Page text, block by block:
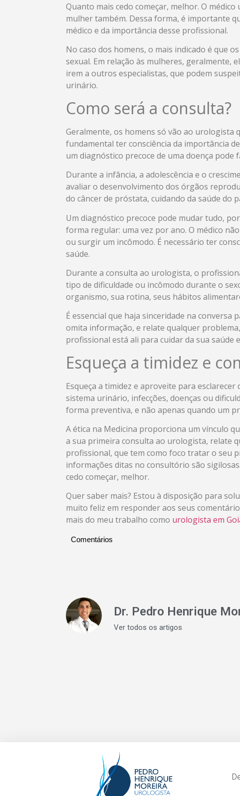
Quanto mais cedo começar, melhor. O
mulher também. Dessa forma, é importante
médico e da importância desse profissional.
No caso dos homens, o mais indicado é que
sexual. Em relação às mulheres, geralmente,
irem a outros especialistas, que podem
urinário.
Como será a consulta?
Geralmente, os homens só vão ao urologista
fundamental ter consciência da importância
um diagnóstico precoce de uma doença
Durante a infância, a adolescência e o
avaliar o desenvolvimento dos órgãos
do câncer de próstata, cuidando da saúde do
Um diagnóstico precoce pode mudar tudo,
forma regular: uma vez por ano. O médico
ou surgir um incômodo. É necessário ter
saúde.
Durante a consulta ao urologista, o
tipo de dificuldade ou incômodo durante o
organismo, sua rotina, seus hábitos
É essencial que haja sinceridade na conversa
omita informação, e relate qualquer
profissional está ali para cuidar da sua saúde
Esqueça a timidez e
Esqueça a timidez e aproveite para
sistema urinário, infecções, doenças ou
forma preventiva, e não apenas quando um
A ética na Medicina proporciona um vínculo
a sua primeira consulta ao urologista, relate
profissional, que tem como foco tratar o seu
informações ditas no consultório são
cedo começar, melhor.
Quer saber mais? Estou à disposição para
muito feliz em responder aos seus
mais do meu trabalho como urologista em
Comentários
Dr. Pedro Henrique
Ver todos os artigos